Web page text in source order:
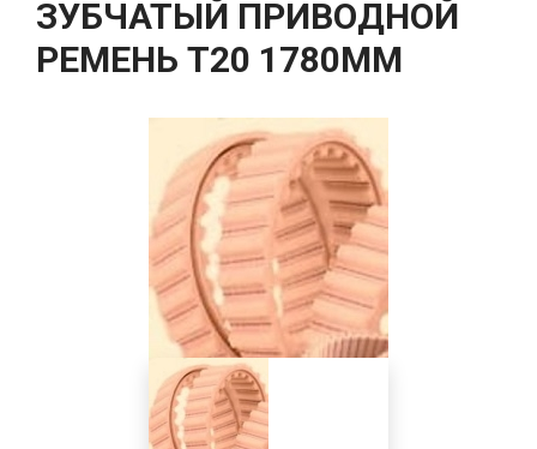
ЗУБЧАТЫЙ ПРИВОДНОЙ
РЕМЕНЬ T20 1780ММ